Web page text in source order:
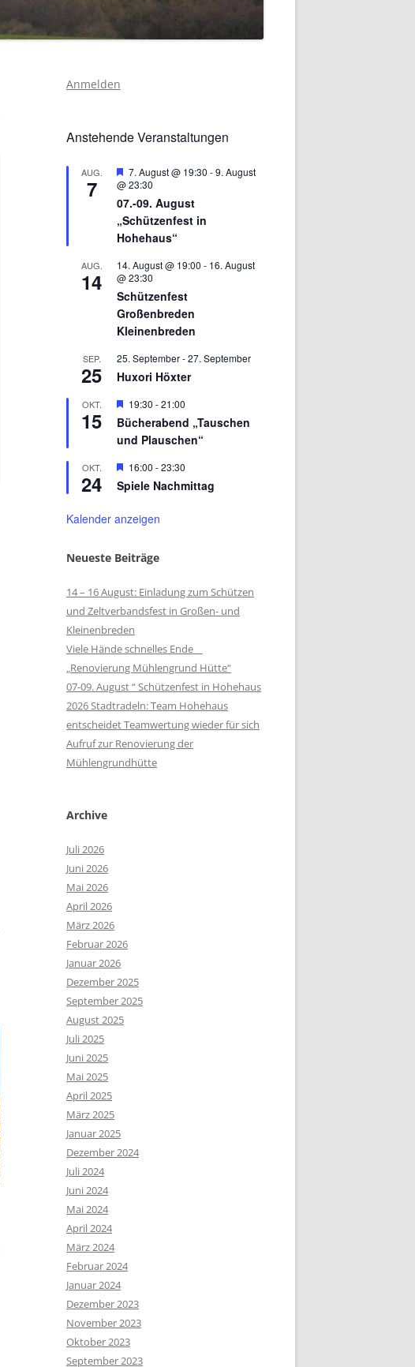
Anmelden
Anstehende Veranstaltungen
AUG.
7
Hervorgehoben
7. August @ 19:30 -9. August
@ 23:30
07.-09. August
„Schützenfest in
Hohehaus“
AUG.
14
14. August @ 19:00 - 16. August
@ 23:30
Schützenfest
Großenbreden
Kleinenbreden
SEP.
25
25. September-27. September
Huxori Höxter
OKT.
15
Hervorgehoben
19:30 -21:00
Bücherabend „Tauschen
und Plauschen“
OKT.
24
Hervorgehoben
16:00 -23:30
Spiele Nachmittag
Kalender anzeigen
Neueste Beiträge
14 – 16 August: Einladung zum Schützen
und Zeltverbandsfest in Großen- und
Kleinenbreden
Viele Hände schnelles Ende
„Renovierung Mühlengrund Hütte“
07-09. August “ Schützenfest in Hohehaus
2026 Stadtradeln: Team Hohehaus
entscheidet Teamwertung wieder für sich
Aufruf zur Renovierung der
Mühlengrundhütte
Archive
Juli 2026
Juni 2026
Mai 2026
April 2026
März 2026
Februar 2026
Januar 2026
Dezember 2025
September 2025
August 2025
Juli 2025
Juni 2025
Mai 2025
April 2025
März 2025
Januar 2025
Dezember 2024
Juli 2024
Juni 2024
Mai 2024
April 2024
März 2024
Februar 2024
Januar 2024
Dezember 2023
November 2023
Oktober 2023
September 2023